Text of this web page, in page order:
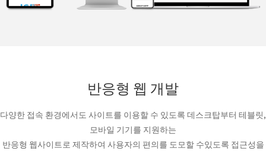
반응형 웹 개발
다양한 접속 환경에서도 사이트를 이용할 수 있도록 데스크탑부터 테블릿,
모바일 기기를 지원하는
반응형 웹사이트로 제작하여 사용자의 편의를 도모할 수있도록 접근성을